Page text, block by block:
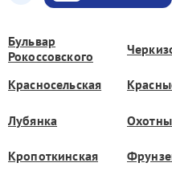
Бульвар
Рокоссовского
Красносельская
Лубянка
Кропоткинская